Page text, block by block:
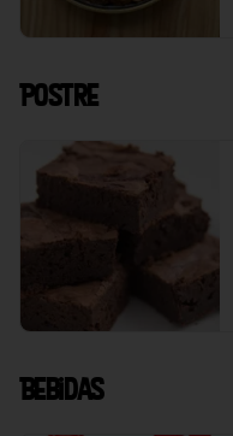
Postre
Bebidas